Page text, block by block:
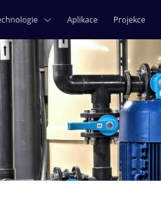
Aplikace Projekce